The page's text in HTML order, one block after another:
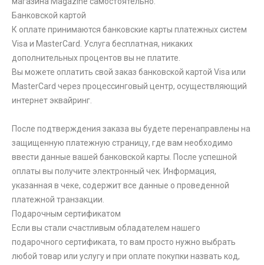
Банковской картой
К оплате принимаются банковские карты платежных систем
Visa и MasterCard. Услуга бесплатная, никаких
дополнительных процентов вы не платите.
Вы можете оплатить свой заказ банковской картой Visa или
MasterCard через процессинговый центр, осуществляющий
интернет эквайринг.
После подтверждения заказа вы будете перенаправлены на
защищенную платежную страницу, где вам необходимо
ввести данные вашей банковской карты. После успешной
оплаты вы получите электронный чек. Информация,
указанная в чеке, содержит все данные о проведенной
платежной транзакции.
Подарочным сертификатом
Если вы стали счастливым обладателем нашего
подарочного сертификата, то вам просто нужно выбрать
любой товар или услугу и при оплате покупки назвать код,